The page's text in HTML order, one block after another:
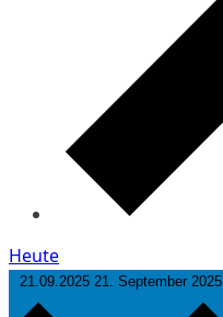
Heute
21.09.2025 21. September 2025